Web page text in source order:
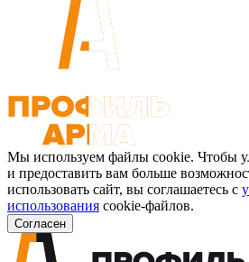
Мы используем файлы cookie. Чтобы
и предоставить вам больше
использовать сайт, вы соглашаетесь с
использования cookie-файлов.
Согласен